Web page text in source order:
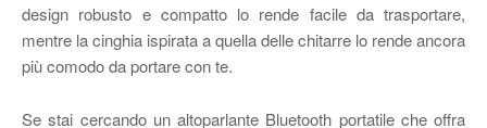
design robusto e compatto lo rende facile da trasportare,
mentre la cinghia ispirata a quella delle chitarre lo rende ancora
più comodo da portare con te.
Se stai cercando un altoparlante Bluetooth portatile che offra